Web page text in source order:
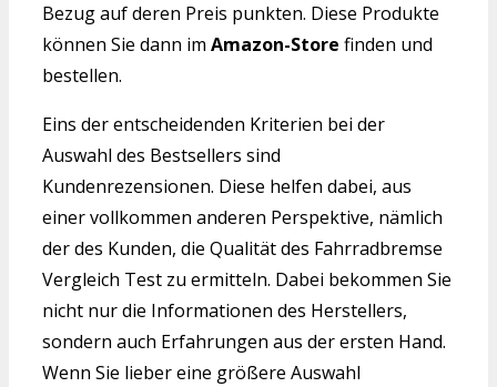
Bezug auf deren Preis punkten. Diese Produkte
können Sie dann im Amazon-Store finden und
bestellen.
Eins der entscheidenden Kriterien bei der
Auswahl des Bestsellers sind
Kundenrezensionen. Diese helfen dabei, aus
einer vollkommen anderen Perspektive, nämlich
der des Kunden, die Qualität des Fahrradbremse
Vergleich Test zu ermitteln. Dabei bekommen Sie
nicht nur die Informationen des Herstellers,
sondern auch Erfahrungen aus der ersten Hand.
Wenn Sie lieber eine größere Auswahl